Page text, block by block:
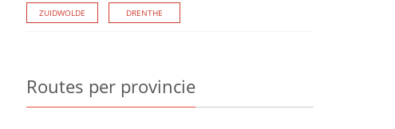
ZUIDWOLDE DRENTHE
Routes per provincie